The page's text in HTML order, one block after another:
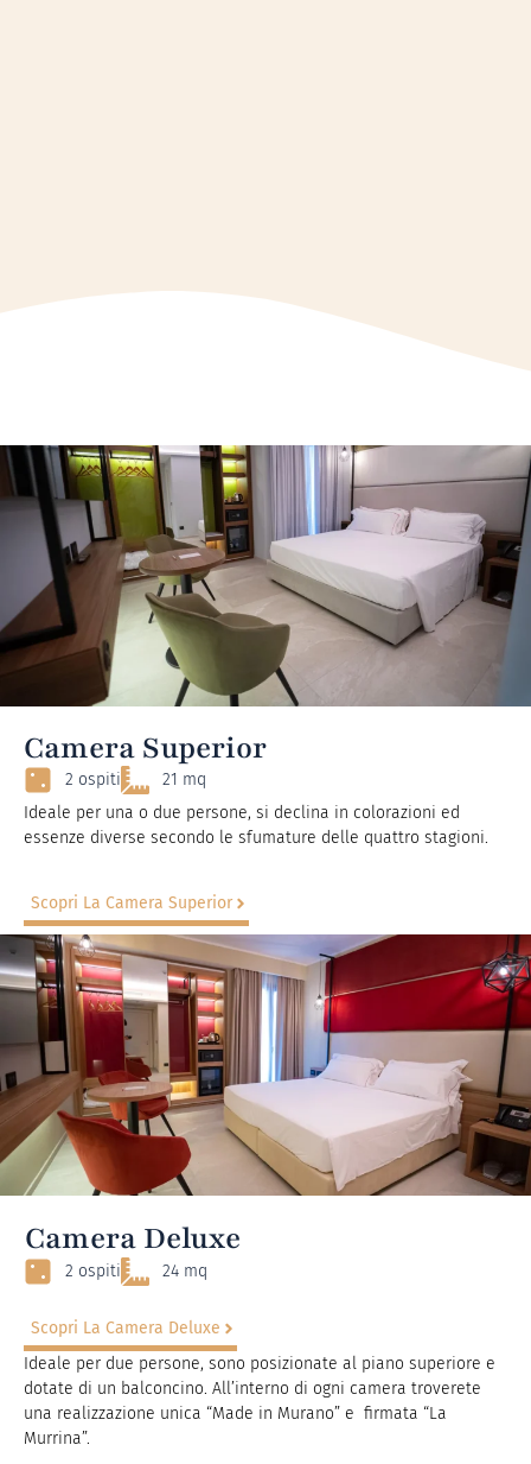
Camera Superior
2 ospiti
21 mq
Ideale per una o due persone, si declina in colorazioni ed
essenze diverse secondo le sfumature delle quattro stagioni.
Scopri La Camera Superior
Camera Deluxe
2 ospiti 24 mq
Scopri La Camera Deluxe
Ideale per due persone, sono posizionate al piano superiore e
dotate di un balconcino. All’interno di ogni camera troverete
una realizzazione unica “Made in Murano” e firmata “La
Murrina”.